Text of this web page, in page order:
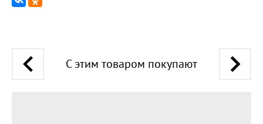
С этим товаром покупают